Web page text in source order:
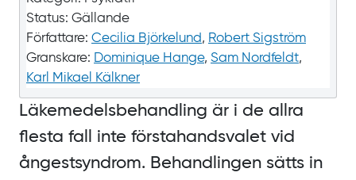
Status: Gällande
Författare: Cecilia Björkelund, Robert Sigström
Granskare: Dominique Hange, Sam Nordfeldt,
Karl Mikael Kälkner
Läkemedelsbehandling är i de allra
flesta fall inte förstahandsvalet vid
ångestsyndrom. Behandlingen sätts in